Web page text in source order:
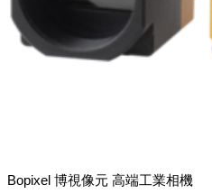
Bopixel 博視像元 高端工業相機